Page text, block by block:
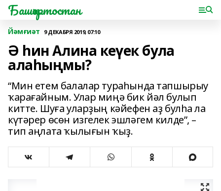
Башҡортостан
Йәмғиәт 9 ДЕКАБРЯ 2019, 07:10
Ә һин Алина кеүек була
алаһыңмы?
“Мин етем балалар тураһында тапшырыу
ҡарағайным. Улар миңә бик йәл булып
китте. Шуға уларҙың кәйефен аҙ булһа ла
күтәрер өсөн изгелек эшләгем килде”, –
тип аңлата ҡылығын ҡыҙ.